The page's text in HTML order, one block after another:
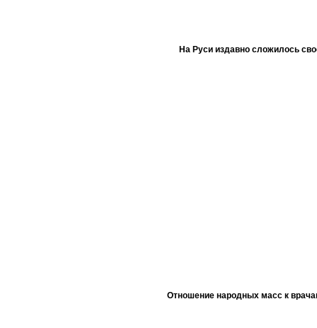
На Руси издавно сложилось
Отношение народных масс к